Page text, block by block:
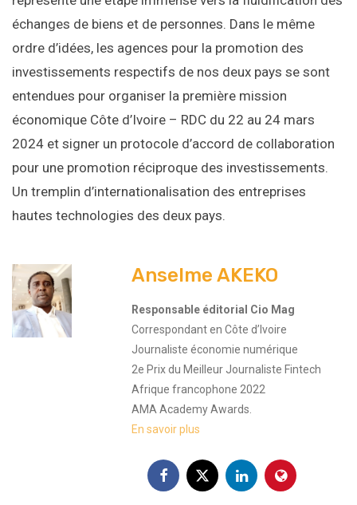
échanges de biens et de personnes. Dans le même
ordre d’idées, les agences pour la promotion des
investissements respectifs de nos deux pays se sont
entendues pour organiser la première mission
économique Côte d’Ivoire – RDC du 22 au 24 mars
2024 et signer un protocole d’accord de collaboration
pour une promotion réciproque des investissements.
Un tremplin d’internationalisation des entreprises
hautes technologies des deux pays.
Anselme AKEKO
Responsable éditorial Cio Mag
Correspondant en Côte d’Ivoire
Journaliste économie numérique
2e Prix du Meilleur Journaliste Fintech
Afrique francophone 2022
AMA Academy Awards.
En savoir plus